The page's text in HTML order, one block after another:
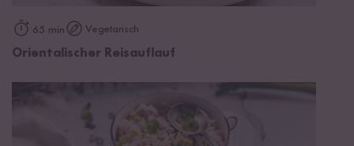
65 min Vegetarisch
Orientalischer Reisauflauf